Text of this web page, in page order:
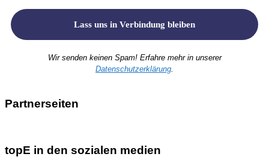
Wir senden keinen Spam! Erfahre mehr in unserer
Datenschutzerklärung
Partnerseiten
topE in den sozialen medien